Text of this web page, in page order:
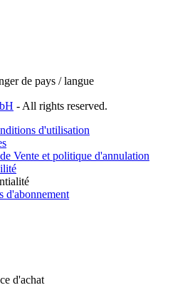
de pays / langue
- All rights reserved.
d'utilisation
Vente et politique d'annulation
d'abonnement
d'achat